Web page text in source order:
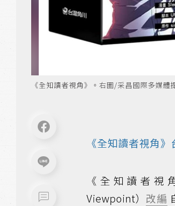
《全知讀者視角》。右圖/采昌國際多媒
《全知讀者視角
《全知讀者視
Viewpoint） 改編